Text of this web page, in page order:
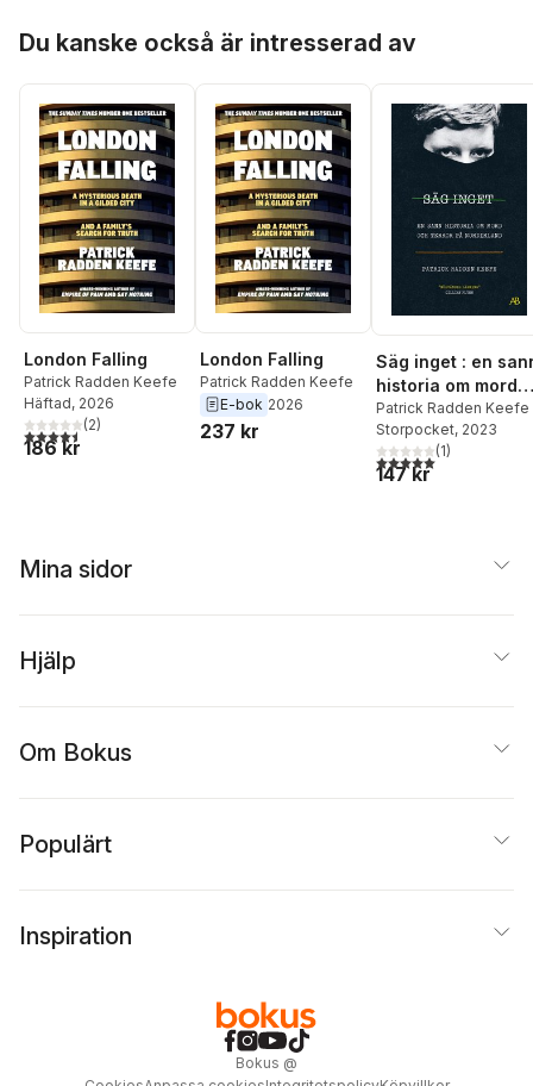
Du kanske också är intresserad av
London Falling
Patrick Radden Keefe
Häftad, 2026
4,5utav 5 stjärnor. Totalt antal röster:
(2)
186 kr
London Falling
Patrick Radden Keefe
E-bok 2026
237 kr
Säg inget : en
historia om mord
och terror på
Nordirland
Patrick Radden Keefe
Storpocket, 2023
5,0utav 5 stjärnor.
(1)
147 kr
Mina sidor
Hjälp
Om Bokus
Populärt
Inspiration
Bokus @